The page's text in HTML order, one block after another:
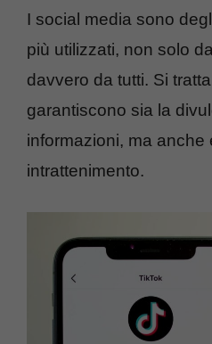
I social media sono
più utilizzati, non solo
davvero da tutti. Si
garantiscono sia la
informazioni, ma anche
intrattenimento.